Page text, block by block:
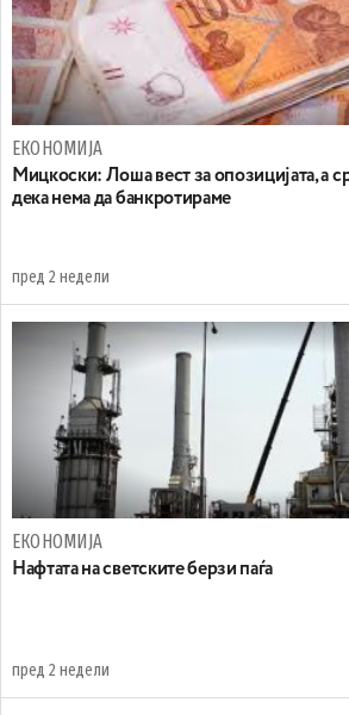
ЕКОНОМИЈА
Мицкоски: Лоша вест за опозицијата, а
дека нема да банкротираме
пред 2 недели
ЕКОНОМИЈА
Нафтата на светските берзи паѓа
пред 2 недели